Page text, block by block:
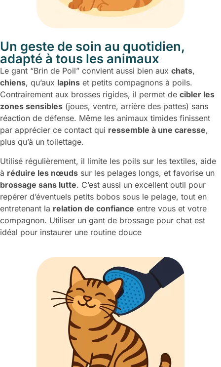
Un geste de soin au quotidien,
adapté à tous les animaux
Le gant “Brin de Poil” convient aussi bien aux chats,
chiens, qu’aux lapins et petits compagnons à poils.
Contrairement aux brosses rigides, il permet de cibler les
zones sensibles (joues, ventre, arrière des pattes) sans
réaction de défense. Même les animaux timides finissent
par apprécier ce contact qui ressemble à une caresse,
plus qu’à un toilettage.
Utilisé régulièrement, il limite les poils sur les textiles, aide
à réduire les nœuds sur les pelages longs, et favorise un
brossage sans lutte. C’est aussi un excellent outil pour
repérer d’éventuels petits bobos sous le pelage, tout en
entretenant la relation de confiance entre vous et votre
compagnon. Utiliser un gant de brossage pour chat est
idéal pour instaurer une routine douce